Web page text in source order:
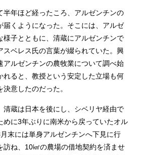
半年ほど経ったころ、アルゼンチンの
届くようになった。そこには、アルゼ
様子とともに、清蔵にアルゼンチンで
スベレス氏の言葉が綴られていた。興
アルゼンチンの農牧業について調べ始
れると、教授という安定した立場も何
意したのだった。
清蔵は日本を後にし、シベリヤ経由で
めに3年ぶりに南米から戻っていたオル
末には単身アルゼンチンへ下見に行
訪ね、10㎢の農場の借地契約を済ませ